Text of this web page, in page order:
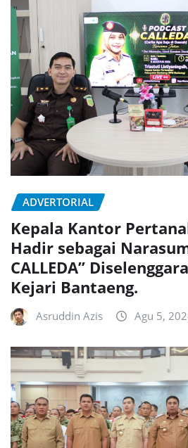
ADVERTORIAL
Kepala Kantor
Hadir sebagai
CALLEDA”
Kejari Bantaeng.
Asruddin Azis Agu 5,